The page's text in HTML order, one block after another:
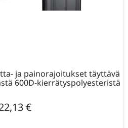
ja painorajoitukset täyttävä
600D-kierrätyspolyesteristä
€